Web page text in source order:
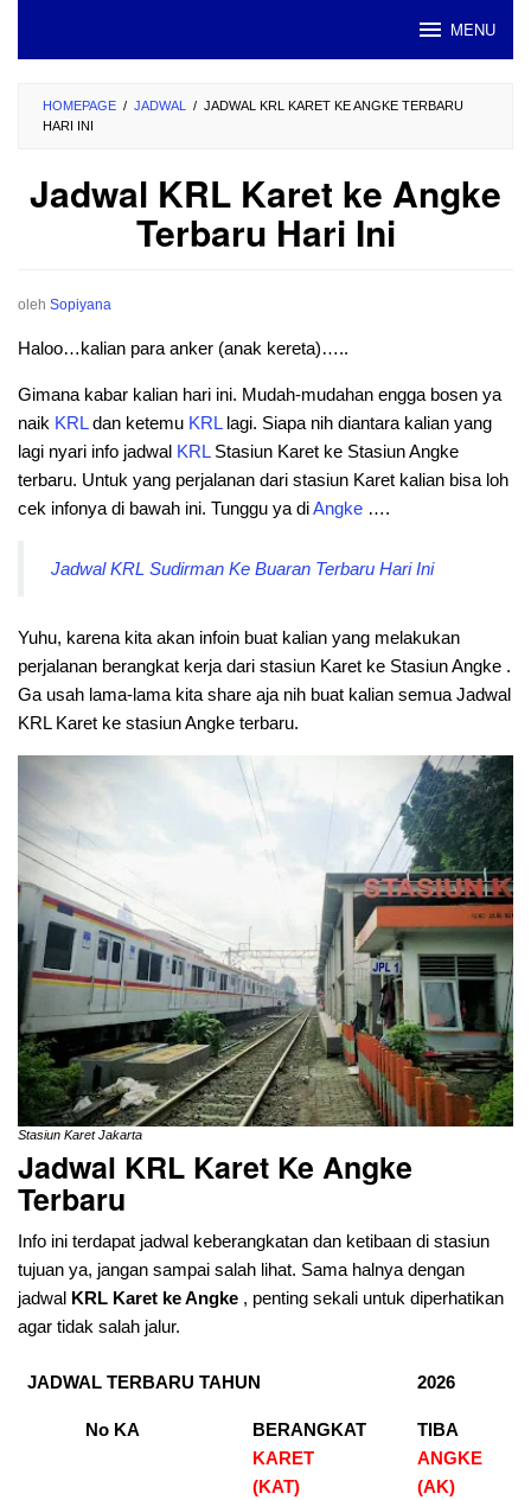
MENU
HOMEPAGE / JADWAL / JADWAL KRL KARET KE ANGKE TERBARU
HARI INI
Jadwal KRL Karet ke Angke
Terbaru Hari Ini
oleh Sopiyana
Haloo…kalian para anker (anak kereta)…..
Gimana kabar kalian hari ini. Mudah-mudahan engga bosen ya
naik KRLdan ketemu KRLlagi. Siapa nih diantara kalian yang
lagi nyari info jadwal KRLStasiun Karet ke Stasiun Angke
terbaru. Untuk yang perjalanan dari stasiun Karet kalian bisa loh
cek infonya di bawah ini. Tunggu ya diAngke ….
Jadwal KRL Sudirman Ke Buaran Terbaru Hari Ini
Yuhu, karena kita akan infoin buat kalian yang melakukan
perjalanan berangkat kerja dari stasiun Karet ke Stasiun Angke .
Ga usah lama-lama kita share aja nih buat kalian semua Jadwal
KRL Karet ke stasiun Angke terbaru.
Stasiun Karet Jakarta
Jadwal KRL Karet Ke Angke
Terbaru
Info ini terdapat jadwal keberangkatan dan ketibaan di stasiun
tujuan ya, jangan sampai salah lihat. Sama halnya dengan
jadwal KRL Karet ke Angke , penting sekali untuk diperhatikan
agar tidak salah jalur.
JADWAL TERBARU TAHUN 2026
No KA
BERANGKAT
KARET
(KAT)
TIBA
ANGKE
(AK)